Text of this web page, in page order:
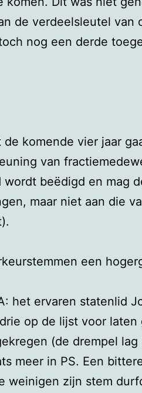
de verdeelsleutel van
nog een derde
komende vier jaar
van
beëdigd en mag
maar niet aan die
een
het ervaren statenlid
op de lijst voor laten
(de drempel
meer in PS. Een
weinigen zijn stem